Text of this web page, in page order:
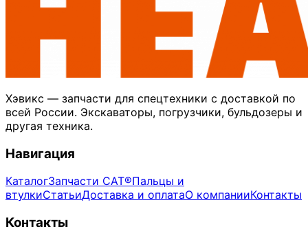
Хэвикс — запчасти для спецтехники с доставкой по
всей России. Экскаваторы, погрузчики, бульдозеры и
другая техника.
Навигация
КаталогЗапчасти CAT®Пальцы и
втулкиСтатьиДоставка и оплатаО компанииКонтакты
Контакты